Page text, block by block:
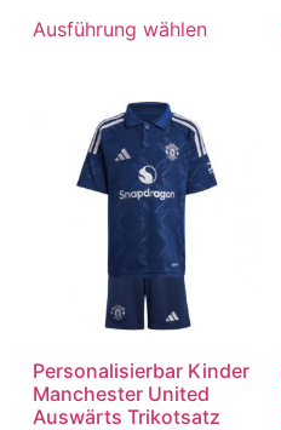
von 5
Ausführung wählen
Personalisierbar Kinder
Manchester United
Auswärts Trikotsatz